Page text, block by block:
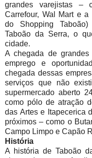
grandes varejistas –
Carrefour, Wal Mart e a
do Shopping
Taboão da Serra, o
cidade.
A chegada de
emprego e
chegada dessas
serviços que não
supermercado aberto
como pólo de atração
das Artes e Itapecerica
próximos – como o
Campo Limpo e Capão
História
A história de Taboão